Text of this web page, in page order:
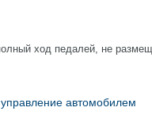
ход педалей, не
автомобилем